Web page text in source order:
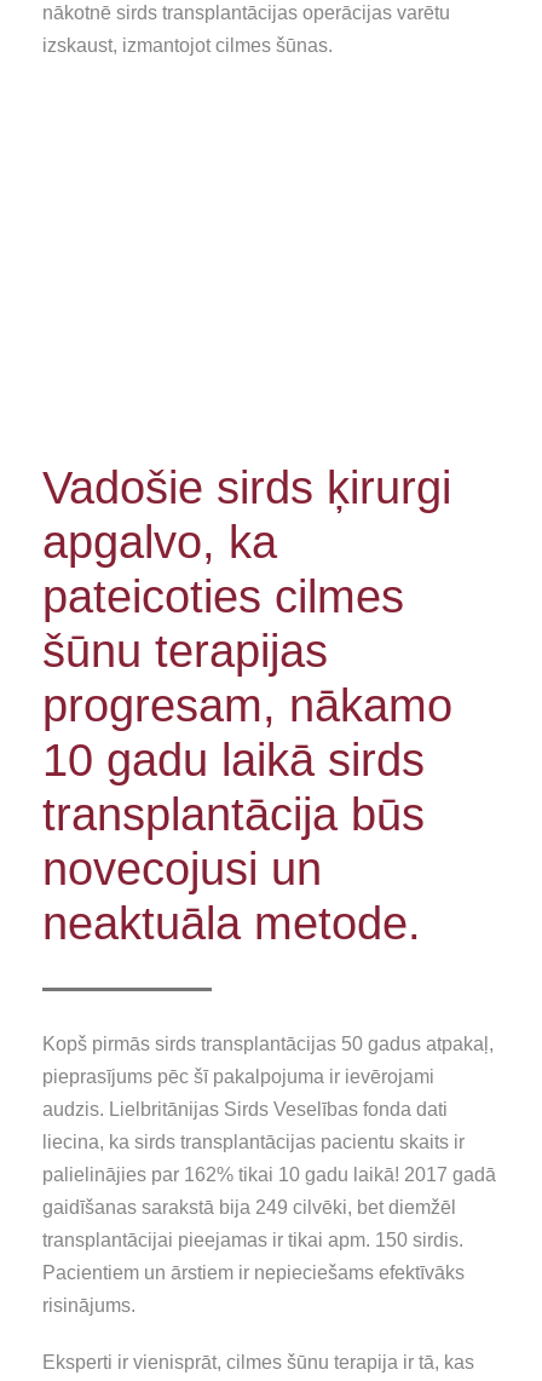
nākotnē sirds transplantācijas operācijas varētu
izskaust, izmantojot cilmes šūnas.
Vadošie sirds ķirurgi
apgalvo, ka
pateicoties cilmes
šūnu terapijas
progresam, nākamo
10 gadu laikā sirds
transplantācija būs
novecojusi un
neaktuāla metode.
Kopš pirmās sirds transplantācijas 50 gadus atpakaļ,
pieprasījums pēc šī pakalpojuma ir ievērojami
audzis. Lielbritānijas Sirds Veselības fonda dati
liecina, ka sirds transplantācijas pacientu skaits ir
palielinājies par 162% tikai 10 gadu laikā! 2017 gadā
gaidīšanas sarakstā bija 249 cilvēki, bet diemžēl
transplantācijai pieejamas ir tikai apm. 150 sirdis.
Pacientiem un ārstiem ir nepieciešams efektīvāks
risinājums.
Eksperti ir vienisprāt, cilmes šūnu terapija ir tā, kas